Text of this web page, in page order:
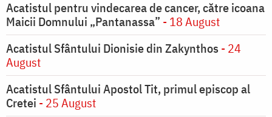
Acatistul pentru vindecarea de cancer, către icoana
Maicii Domnului „Pantanassa” - 18 August
Acatistul Sfântului Dionisie din Zakynthos - 24
August
Acatistul Sfântului Apostol Tit, primul episcop al
Cretei - 25 August